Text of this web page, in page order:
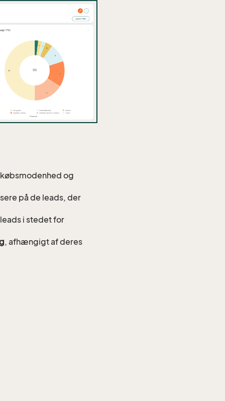
og
på de leads, der
i stedet for
, afhængigt af deres